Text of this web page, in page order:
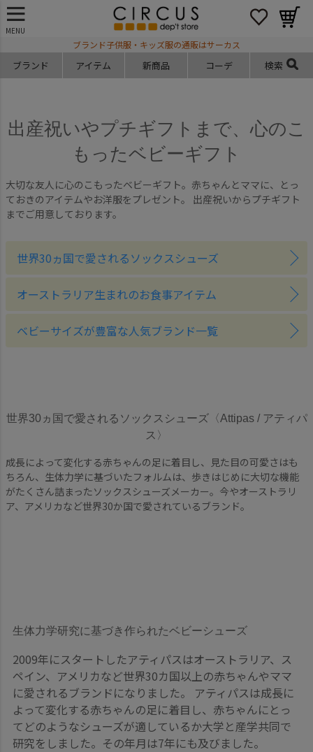
MENU
ブランド子供服・キッズ服の通販はサーカス
ブランド アイテム 新商品 コーデ 検索
出産祝いやプチギフトまで、心のこ
もったベビーギフト
大切な友人に心のこもったベビーギフト。赤ちゃんとママに、とっ
ておきのアイテムやお洋服をプレゼント。 出産祝いからプチギフト
までご用意しております。
世界30ヵ国で愛されるソックスシューズ
オーストラリア生まれのお食事アイテム
ベビーサイズが豊富な人気ブランド一覧
世界30ヵ国で愛されるソックスシューズ〈Attipas / アティパ
ス〉
成長によって変化する赤ちゃんの足に着目し、見た目の可愛さはも
ちろん、生体力学に基づいたフォルムは、歩きはじめに大切な機能
がたくさん詰まったソックスシューズメーカー。今やオーストラリ
ア、アメリカなど世界30か国で愛されているブランド。
生体力学研究に基づき作られたベビーシューズ
2009年にスタートしたアティパスはオーストラリア、ス
ペイン、アメリカなど世界30カ国以上の赤ちゃんやママ
に愛されるブランドになりました。 アティパスは成長に
よって変化する赤ちゃんの足に着目し、赤ちゃんにとっ
てどのようなシューズが適しているか大学と産学共同で
研究をしました。その年月は7年にも及びました。